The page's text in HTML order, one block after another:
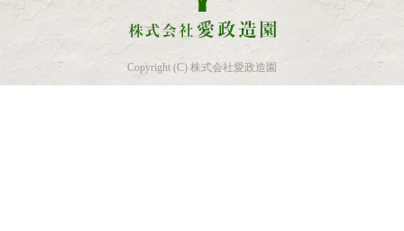
Copyright (C) 株式会社愛政造園